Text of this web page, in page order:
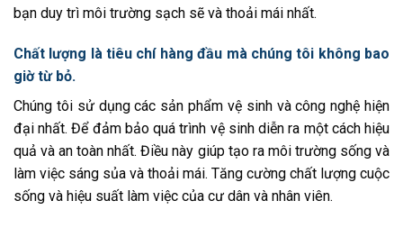
bạn duy trì môi trường sạch sẽ và thoải mái nhất.
Chất lượng là tiêu chí hàng đầu mà chúng tôi không bao
giờ từ bỏ.
Chúng tôi sử dụng các sản phẩm vệ sinh và công nghệ hiện
đại nhất. Để đảm bảo quá trình vệ sinh diễn ra một cách hiệu
quả và an toàn nhất. Điều này giúp tạo ra môi trường sống và
làm việc sáng sủa và thoải mái. Tăng cường chất lượng cuộc
sống và hiệu suất làm việc của cư dân và nhân viên.